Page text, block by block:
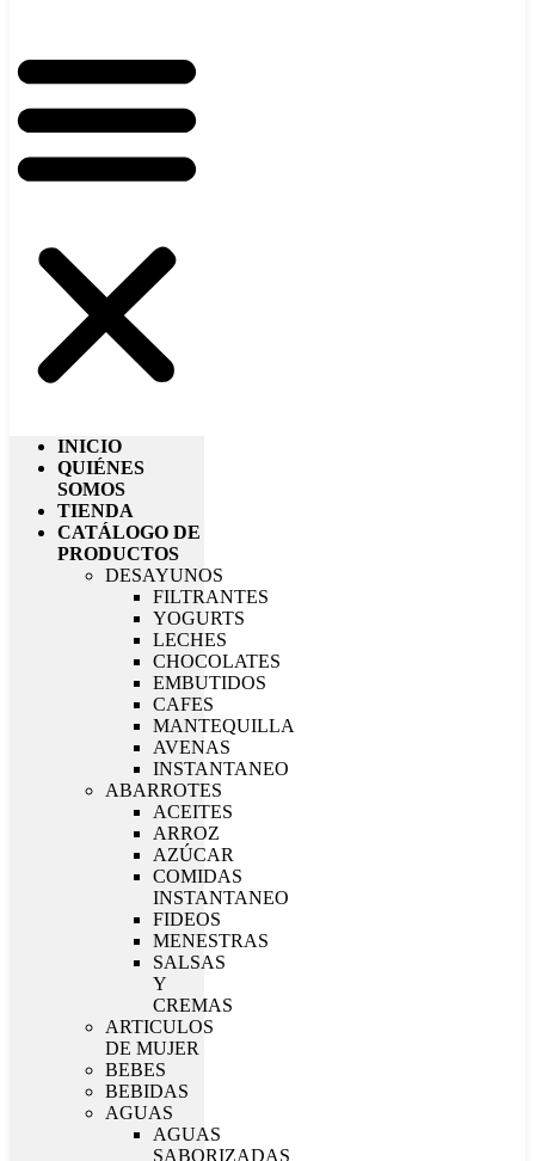
INICIO
QUIÉNES
SOMOS
TIENDA
CATÁLOGO DE
PRODUCTOS
DESAYUNOS
FILTRANTES
YOGURTS
LECHES
CHOCOLATES
EMBUTIDOS
CAFES
MANTEQUILLA
AVENAS
INSTANTANEO
ABARROTES
ACEITES
ARROZ
AZÚCAR
COMIDAS
INSTANTANEO
FIDEOS
MENESTRAS
SALSAS
Y
CREMAS
ARTICULOS
DE MUJER
BEBES
BEBIDAS
AGUAS
AGUAS
SABORIZADAS